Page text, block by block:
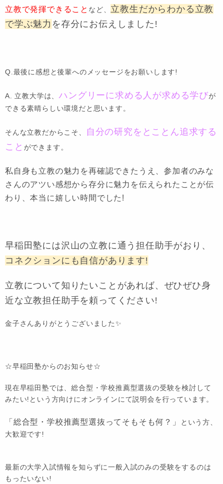
立教で発揮できること など、 立教生だからわかる立教
で学ぶ魅力 を存分にお伝えしました!
Q.最後に感想と後輩へのメッセージをお願いします!
A. 立教大学は、ハングリーに求める人が求める学びが
できる素晴らしい環境だと思います。
そんな立教だからこそ、
自分の研究をとことん追求する
こと ができます。
私自身も立教の魅力を再確認できたうえ、参加者のみな
さんのアツい感想から存分に魅力を伝えられたことが伝
わり、本当に嬉しい時間でした!
早稲田塾には沢山の立教に通う担任助手がおり、
コネクションにも自信があります!
立教について知りたいことがあれば、ぜひぜひ身
近な立教担任助手を頼ってください!
金子さんありがとうございました✨
☆早稲田塾からのお知らせ☆
現在早稲田塾では、総合型・学校推薦型選抜の受験を検討して
みたい!という方向けにオンラインにて説明会を行っています。
「総合型・学校推薦型選抜ってそもそも何？」
という方、
大歓迎です!
最新の大学入試情報を知らずに一般入試のみの受験をするのは
もったいない!